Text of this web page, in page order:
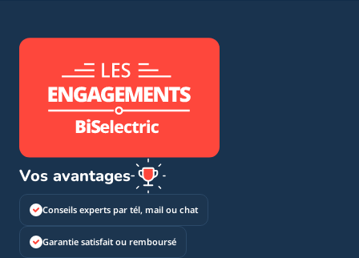
Vos avantages
Conseils experts par tél, mail ou chat
Garantie satisfait ou remboursé